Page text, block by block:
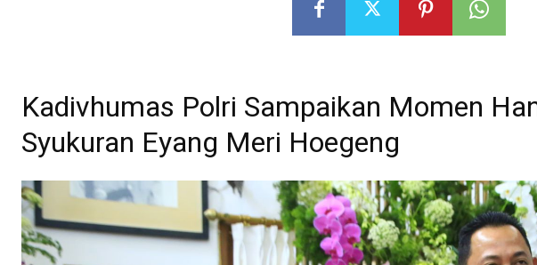
Kadivhumas Polri Sampaikan Momen
Syukuran Eyang Meri Hoegeng